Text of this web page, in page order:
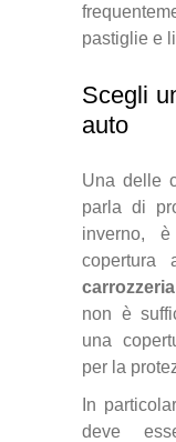
pastiglie e
Scegli
auto
Una delle
parla di
inverno,
copertura
non è
una
per la
In
deve